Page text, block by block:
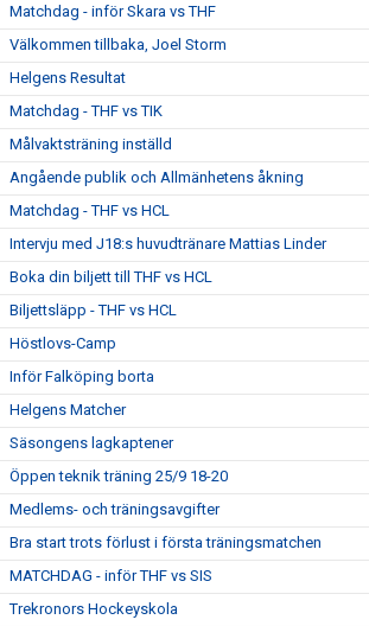
Matchdag - inför Skara vs THF
Välkommen tillbaka, Joel Storm
Helgens Resultat
Matchdag - THF vs TIK
Målvaktsträning inställd
Angående publik och Allmänhetens åkning
Matchdag - THF vs HCL
Intervju med J18:s huvudtränare Mattias Linder
Boka din biljett till THF vs HCL
Biljettsläpp - THF vs HCL
Höstlovs-Camp
Inför Falköping borta
Helgens Matcher
Säsongens lagkaptener
Öppen teknik träning 25/9 18-20
Medlems- och träningsavgifter
Bra start trots förlust i första träningsmatchen
MATCHDAG - inför THF vs SIS
Trekronors Hockeyskola